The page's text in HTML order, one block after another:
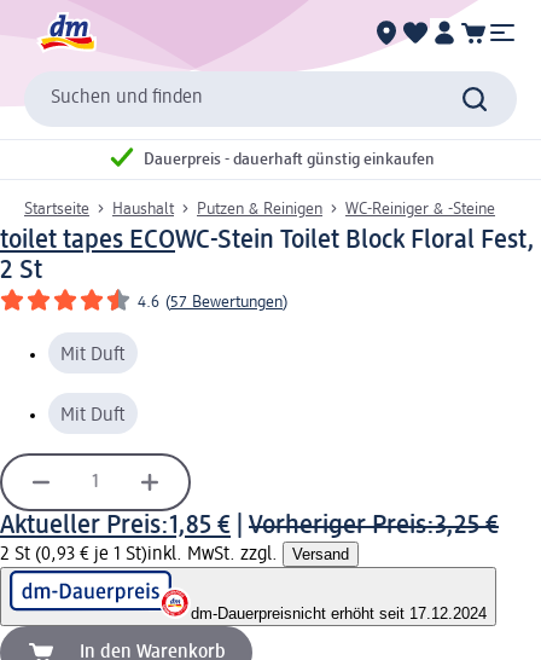
Suchen und finden
Dauerpreis - dauerhaft günstig einkaufen
Startseite Haushalt Putzen & Reinigen WC-Reiniger & -Steine
toilet tapes ECOWC-Stein Toilet Block Floral Fest,
2 St
4.6 (57 Bewertungen)
Mit Duft
Mit Duft
Aktueller Preis:1,85 € Vorheriger Preis:3,25 €
2 St (0,93 € je 1 St)inkl. MwSt. zzgl. Versand
dm-Dauerpreisnicht erhöht seit 17.12.2024
In den Warenkorb